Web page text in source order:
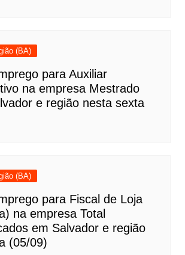
(BA)
para Auxiliar
na empresa Mestrado
e região nesta sexta
(BA)
para Fiscal de Loja
na empresa Total
em Salvador e região
(05/09)